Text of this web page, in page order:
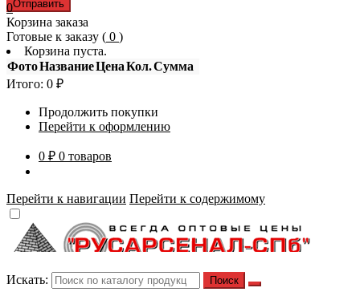
0
Корзина заказа
Готовые к заказу ( 0 )
Корзина пуста.
ФотоНазваниеЦенаКол.Сумма
Итого: 0 ₽
Продолжить покупки
Перейти к оформлению
0 ₽ 0 товаров
Перейти к навигации Перейти к содержимому
Искать: